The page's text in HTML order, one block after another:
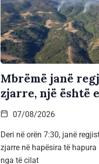
Mbrëmë janë
zjarre, një është
07/08/2026
Deri në orën 7:30, janë
zjarre në hapësira të
nga të cilat